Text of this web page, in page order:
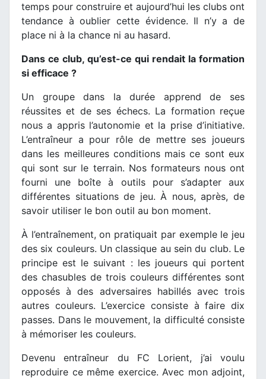
temps pour construire et aujourd’hui les clubs ont
tendance à oublier cette évidence. Il n’y a de
place ni à la chance ni au hasard.
Dans ce club, qu’est-ce qui rendait la formation
si efficace ?
Un groupe dans la durée apprend de ses
réussites et de ses échecs. La formation reçue
nous a appris l’autonomie et la prise d’initiative.
L’entraîneur a pour rôle de mettre ses joueurs
dans les meilleures conditions mais ce sont eux
qui sont sur le terrain. Nos formateurs nous ont
fourni une boîte à outils pour s’adapter aux
différentes situations de jeu. À nous, après, de
savoir utiliser le bon outil au bon moment.
À l’entraînement, on pratiquait par exemple le jeu
des six couleurs. Un classique au sein du club. Le
principe est le suivant : les joueurs qui portent
des chasubles de trois couleurs différentes sont
opposés à des adversaires habillés avec trois
autres couleurs. L’exercice consiste à faire dix
passes. Dans le mouvement, la difficulté consiste
à mémoriser les couleurs.
Devenu entraîneur du FC Lorient, j’ai voulu
reproduire ce même exercice. Avec mon adjoint,